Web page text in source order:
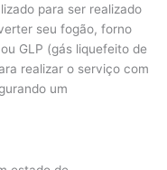
para ser realizado
seu fogão, forno
GLP (gás liquefeito de
realizar o serviço com
um